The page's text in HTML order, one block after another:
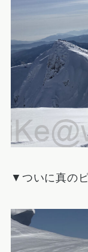
▼ついに真の